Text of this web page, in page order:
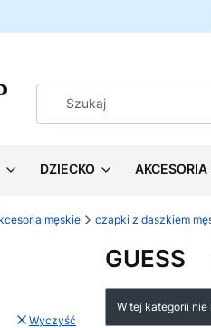
DZIECKO AKCESORIA
męskie czapki z daszkiem
Wyczyść
GUESS
Lista
W tej kategorii